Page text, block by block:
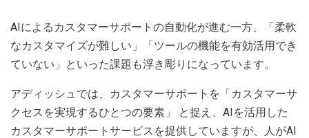
AIによるカスタマーサポートの自動化が進む一方、「柔軟
なカスタマイズが難しい」「ツールの機能を有効活用でき
ていない」といった課題も浮き彫りになっています。
アディッシュでは、カスタマーサポートを「カスタマーサ
クセスを実現するひとつの要素」 と捉え、AIを活用した
カスタマーサポートサービスを提供していますが、人がAI